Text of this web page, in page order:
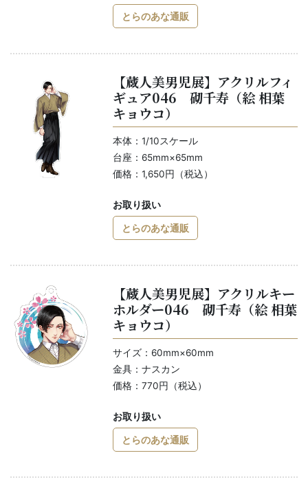
とらのあな通販
【蔵人美男児展】アクリルフィ
ギュア046 砌千寿（絵 相葉
キョウコ）
本体：1/10スケール
台座：65mm×65mm
価格：1,650円（税込）
お取り扱い
とらのあな通販
【蔵人美男児展】アクリルキー
ホルダー046 砌千寿（絵 相葉
キョウコ）
サイズ：60mm×60mm
金具：ナスカン
価格：770円（税込）
お取り扱い
とらのあな通販